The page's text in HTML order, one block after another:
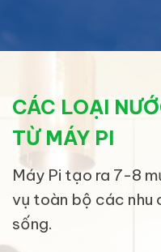
CÁC LOẠI
TỪ MÁY PI
Máy Pi tạo ra 7-8
vụ toàn bộ các nhu
sống.